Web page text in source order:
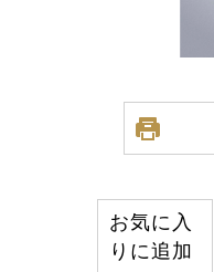
お気に入
りに追加